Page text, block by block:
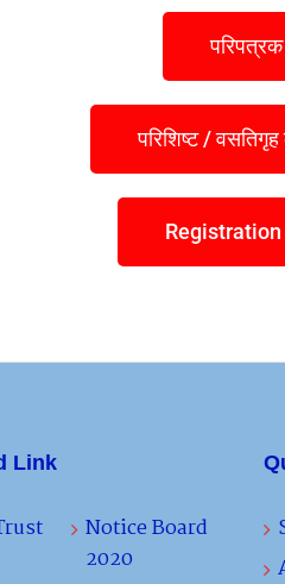
परिपत्रक
परिशिष्ट / वसतिगृह
Link
Notice Board
2020